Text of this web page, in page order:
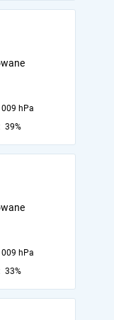
hPa
39%
hPa
33%